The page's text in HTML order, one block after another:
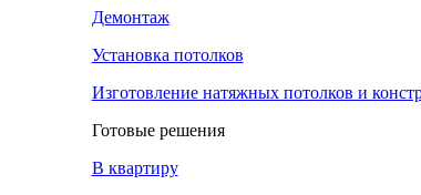
Демонтаж
Установка потолков
Изготовление натяжных потолков и
Готовые решения
В квартиру